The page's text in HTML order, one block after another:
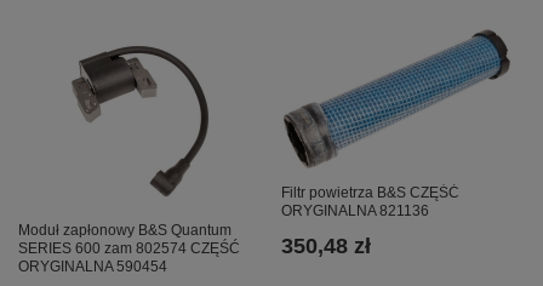
Moduł zapłonowy B&S Quantum
SERIES 600 zam 802574 CZĘŚĆ
ORYGINALNA 590454
Filtr powietrza B&S CZĘŚĆ
ORYGINALNA 821136
350,48 zł